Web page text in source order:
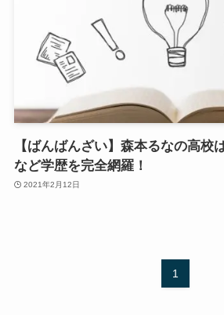
【ばんばんざい】森本るなの高校
など学歴を完全網羅！
2021年2月12日
1